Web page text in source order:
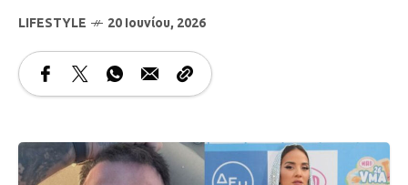
LIFESTYLE 20 Ιουνίου, 2026